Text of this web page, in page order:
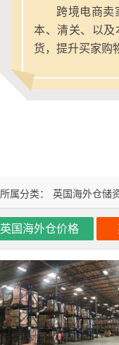
所属分类： 英国海外仓储
跨境电商卖
本、清关、以
货，提升买家购
英国海外仓价格